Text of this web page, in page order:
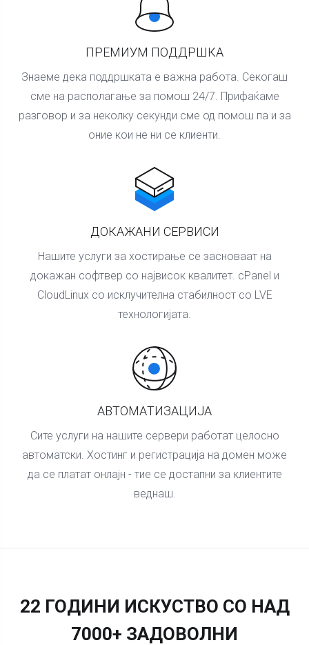
ПРЕМИУМ ПОДДРШКА
Знаеме дека поддршката е важна работа. Секогаш
сме на располагање за помош 24/7. Прифаќаме
разговор и за неколку секунди сме од помош па и за
оние кои не ни се клиенти.
ДОКАЖАНИ СЕРВИСИ
Нашите услуги за хостирање се засноваат на
докажан софтвер со највисок квалитет. cPanel и
CloudLinux со исклучителна стабилност со LVE
технологијата.
АВТОМАTИЗАЦИЈА
Сите услуги на нашите сервери работат целосно
автоматски. Хостинг и регистрација на домен може
да се платат онлајн - тие се достапни за клиентите
веднаш.
22 ГОДИНИ ИСКУСТВО СО НАД
7000+ ЗАДОВОЛНИ